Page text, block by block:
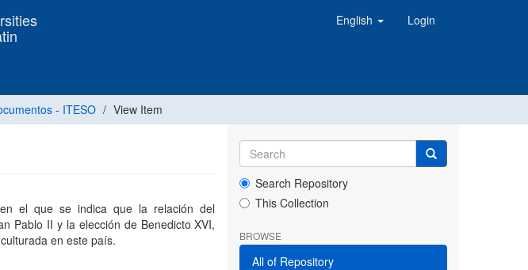
English Login
- ITESO View Item
el que se indica que la relación del
Pablo II y la elección de Benedicto XVI,
en este país.
Search Repository
This Collection
BROWSE
All of Repository